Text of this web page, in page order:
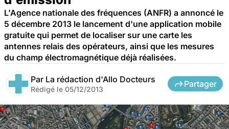
L'Agence nationale des fréquences (ANFR) a annoncé le
5 décembre 2013 le lancement d'une application mobile
gratuite qui permet de localiser sur une carte les
antennes relais des opérateurs, ainsi que les mesures
du champ électromagnétique déjà réalisées.
Par La rédaction d'Allo Docteurs
Rédigé le 05/12/2013
Partager